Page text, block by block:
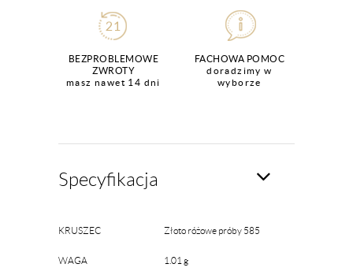
BEZPROBLEMOWE
ZWROTY
masz nawet 14 dni
FACHOWA POMOC
doradzimy w
wyborze
Specyfikacja
KRUSZEC Złoto różowe próby 585
WAGA 1.01 g